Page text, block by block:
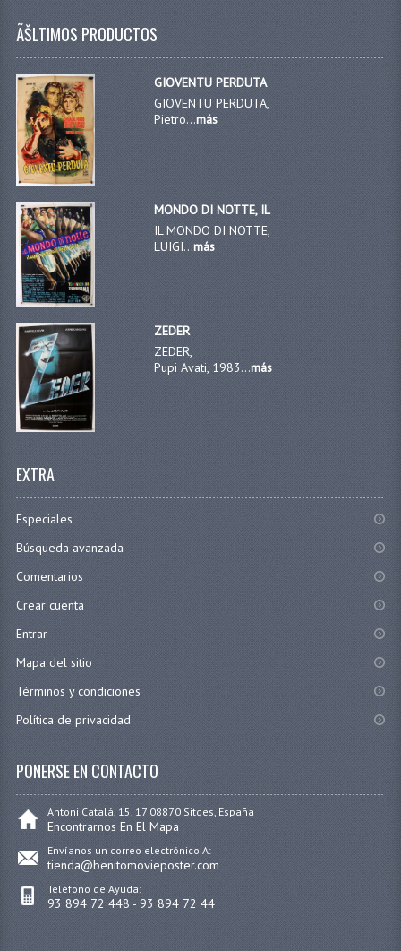
ÃŠLTIMOS PRODUCTOS
GIOVENTU PERDUTA
GIOVENTU PERDUTA,
Pietro...más
MONDO DI NOTTE, IL
IL MONDO DI NOTTE,
LUIGI...más
ZEDER
ZEDER,
Pupi Avati, 1983...más
EXTRA
Especiales
Búsqueda avanzada
Comentarios
Crear cuenta
Entrar
Mapa del sitio
Términos y condiciones
Política de privacidad
PONERSE EN CONTACTO
Antoni Catalá, 15, 17 08870 Sitges, España
Encontrarnos En El Mapa
Envíanos un correo electrónico A:
tienda@benitomovieposter.com
Teléfono de Ayuda:
93 894 72 448 - 93 894 72 44